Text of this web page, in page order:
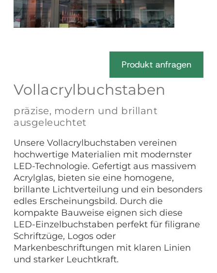
Produkt anfragen
Vollacrylbuchstaben
präzise, modern und brillant
ausgeleuchtet
Unsere Vollacrylbuchstaben vereinen
hochwertige Materialien mit modernster
LED-Technologie. Gefertigt aus massivem
Acrylglas, bieten sie eine homogene,
brillante Lichtverteilung und ein besonders
edles Erscheinungsbild. Durch die
kompakte Bauweise eignen sich diese
LED-Einzelbuchstaben perfekt für filigrane
Schriftzüge, Logos oder
Markenbeschriftungen mit klaren Linien
und starker Leuchtkraft.